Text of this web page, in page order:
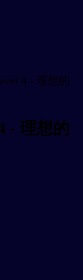
4 - 理想的
- 理想的